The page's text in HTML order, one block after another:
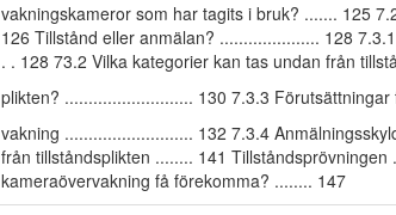
vakningskameror som har tagits i bruk? ....... 125
126 Tillstånd eller anmälan? ..................... 128
. . 128 73.2 Vilka kategorier kan tas undan från
plikten? ........................... 130 7.3.3
vakning ........................... 132 7.3.4
från tillståndsplikten ........ 141
kameraövervakning få förekomma? ........ 147